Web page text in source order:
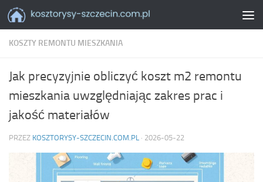
Skip to content
KOSZTY REMONTU MIESZKANIA
Jak precyzyjnie obliczyć koszt m2 remontu
mieszkania uwzględniając zakres prac i
jakość materiałów
PRZEZ KOSZTORYSY-SZCZECIN.COM.PL · 2026-05-22